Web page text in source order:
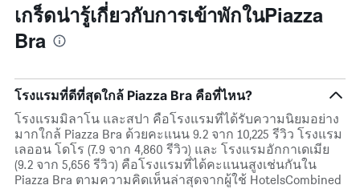
เกร็ดน่ารู้เกี่ยวกับการเข้าพักในPiazza
Bra
โรงแรมที่ดีที่สุดใกล้ Piazza Bra คือที่ไหน?
โรงแรมมิลาโน และสปา คือโรงแรมที่ได้รับความนิยมอย่าง
มากใกล้ Piazza Bra ด้วยคะแนน 9.2 จาก 10,225 รีวิว โรงแรม
เลออน โดโร (7.9 จาก 4,860 รีวิว) และ โรงแรมอักกาเดเมีย
(9.2 จาก 5,656 รีวิว) คือโรงแรมที่ได้คะแนนสูงเช่นกันใน
Piazza Bra ตามความคิดเห็นล่าสุดจากผู้ใช้ HotelsCombined